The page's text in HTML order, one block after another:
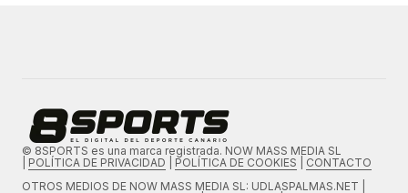
© 8SPORTS es una marca registrada. NOW MASS MEDIA SL
POLÍTICA DE PRIVACIDAD POLÍTICA DE COOKIES
CONTACTO
OTROS MEDIOS DE NOW MASS MEDIA SL: UDLASPALMAS.NET |